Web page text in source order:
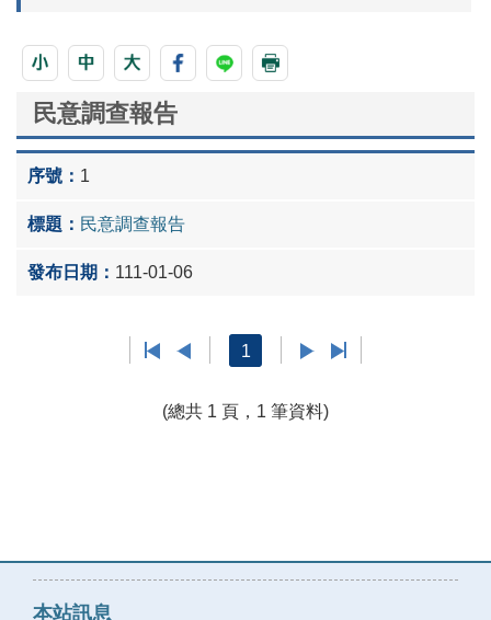
民意調查報告
1
民意調查報告
111-01-06
1
(總共 1 頁，1 筆資料)
本站訊息